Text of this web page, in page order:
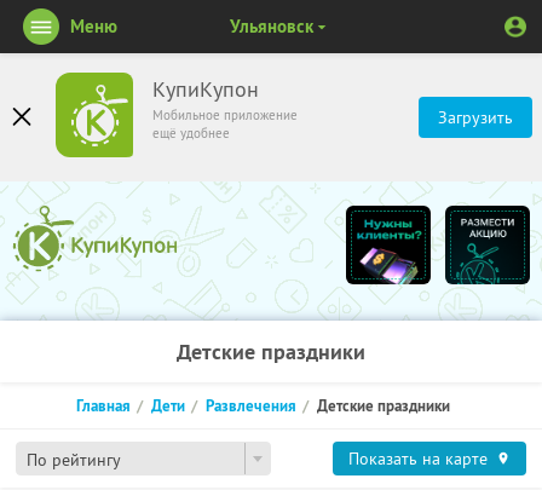
КупиКупон
Мобильное приложение
ещё удобнее
Загрузить
Меню Ульяновск
Детские праздники
По рейтингу
Главная Дети Развлечения Детские праздники
Показать на карте